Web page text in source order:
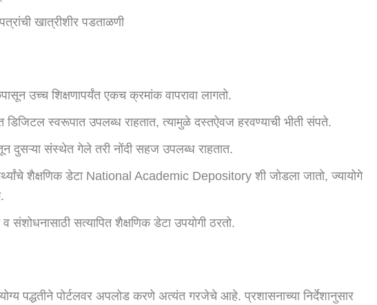
खात्रीशीर पडताळणी
उच्च शिक्षणापर्यंत एकच क्रमांक वापरावा लागतो.
डिजिटल स्वरूपात उपलब्ध राहतात, त्यामुळे दस्तऐवज हरवण्याची भीती संपते.
दुसऱ्या संस्थेत गेले तरी नोंदी सहज उपलब्ध राहतात.
शैक्षणिक डेटा National Academic Depository शी जोडला जातो, ज्यायोगे
संशोधनासाठी सत्यापित शैक्षणिक डेटा उपयोगी ठरतो.
योग्य पद्धतीने पोर्टलवर अपलोड करणे अत्यंत गरजेचे आहे. प्रशासनाच्या निर्देशानुसार